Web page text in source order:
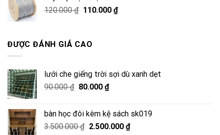
120.000₫ Giá
120.000 ₫.
110.000 ₫Giá
ĐƯỢC ĐÁNH GIÁ CAO
lưới che giếng trời sợi dù xanh dẹt
90.000₫ Giá
90.000 ₫.
80.000 ₫Giá
là:
80.000 ₫.
bàn học đôi kèm kệ sách sk019
3.500.000₫ Giá
2.500.000 ₫Giá